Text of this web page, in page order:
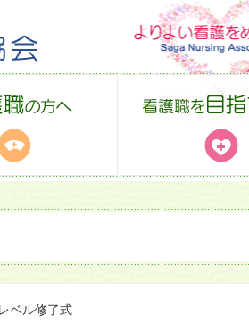
ベル修了式